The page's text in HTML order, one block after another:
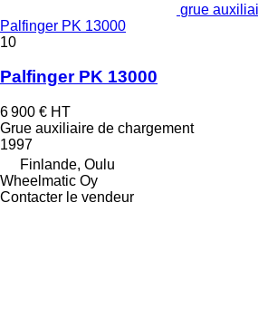
grue
Palfinger PK 13000
10
Palfinger PK 13000
6 900 € HT
Grue auxiliaire de chargement
1997
Finlande, Oulu
Wheelmatic Oy
Contacter le vendeur